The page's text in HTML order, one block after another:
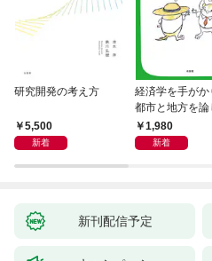
研究開発の考え方
5,500
新着
経済学を手がか
都市と地方を論
よう1,980
新着
新刊配信予定